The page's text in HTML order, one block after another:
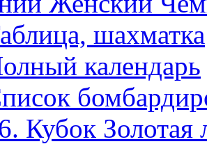
шахматка
календарь
Кубок Золотая